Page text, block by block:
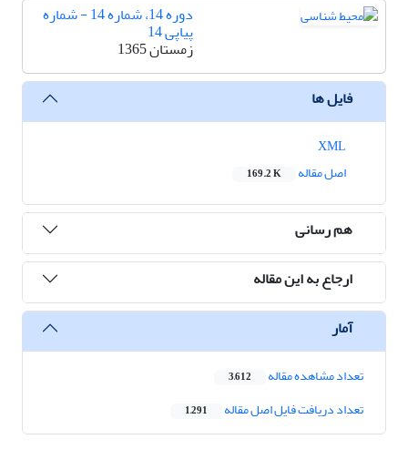
دوره 14، شماره 14 - شماره
پیاپی 14
زمستان 1365
فایل ها
اصل مقاله
169.2 K
هم رسانی
ارجاع به این مقاله
آمار
تعداد مشاهده مقاله 3,612
تعداد دریافت فایل اصل مقاله 1,291